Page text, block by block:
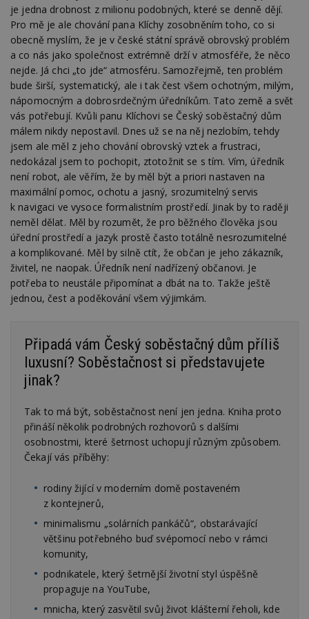
je jedna drobnost z milionu podobných, které se denně dějí.
Pro mě je ale chování pana Klíchy zosobněním toho, co si
obecně myslím, že je v české státní správě obrovský problém
a co nás jako společnost extrémně drží v atmosféře, že něco
nejde. Já chci „to jde“ atmosféru. Samozřejmě, ten problém
bude širší, systematický, ale i tak čest všem ochotným, milým,
nápomocným a dobrosrdečným úředníkům. Tato země a svět
vás potřebují. Kvůli panu Klíchovi se Český soběstačný dům
málem nikdy nepostavil. Dnes už se na něj nezlobím, tehdy
jsem ale měl z jeho chování obrovský vztek a frustraci,
nedokázal jsem to pochopit, ztotožnit se s tím. Vím, úředník
není robot, ale věřím, že by měl být a priori nastaven na
maximální pomoc, ochotu a jasný, srozumitelný servis
k navigaci ve vysoce formalistním prostředí. Jinak by to raději
neměl dělat. Měl by rozumět, že pro běžného člověka jsou
úřední prostředí a jazyk prostě často totálně nesrozumitelné
a komplikované. Měl by silně ctít, že občan je jeho zákazník,
živitel, ne naopak. Úředník není nadřízený občanovi. Je
potřeba to neustále připomínat a dbát na to. Takže ještě
jednou, čest a poděkování všem výjimkám.
Připadá vám Český soběstačný dům příliš
luxusní? Soběstačnost si představujete
jinak?
Tak to má být, soběstačnost není jen jedna. Kniha proto
přináší několik podrobných rozhovorů s dalšími
osobnostmi, které šetrnost uchopují různým způsobem.
Čekají vás příběhy:
rodiny žijící v moderním domě postaveném
z kontejnerů,
minimalismu „solárních pankáčů“, obstarávající
většinu potřebného buď svépomocí nebo v rámci
komunity,
podnikatele, který šetrnější životní styl úspěšně
propaguje na YouTube,
mnicha, který zasvětil svůj život klášterní řeholi, kde
Funkční soubory
Nezařazené
soubory
Nezbytně nutné soubory
Výkonové soubory
Funkční soubory
Nezařazené soubory
Nezbytně nutné soubory cookie umožňují základní
funkce webových stránek, jako je přihlášení
uživatele a správa účtu. Webové stránky nelze bez
nezbytně nutných souborů cookie správně
používat.
Název
Provider/
Vyprší
_dc_gtm_UA-53599847-1